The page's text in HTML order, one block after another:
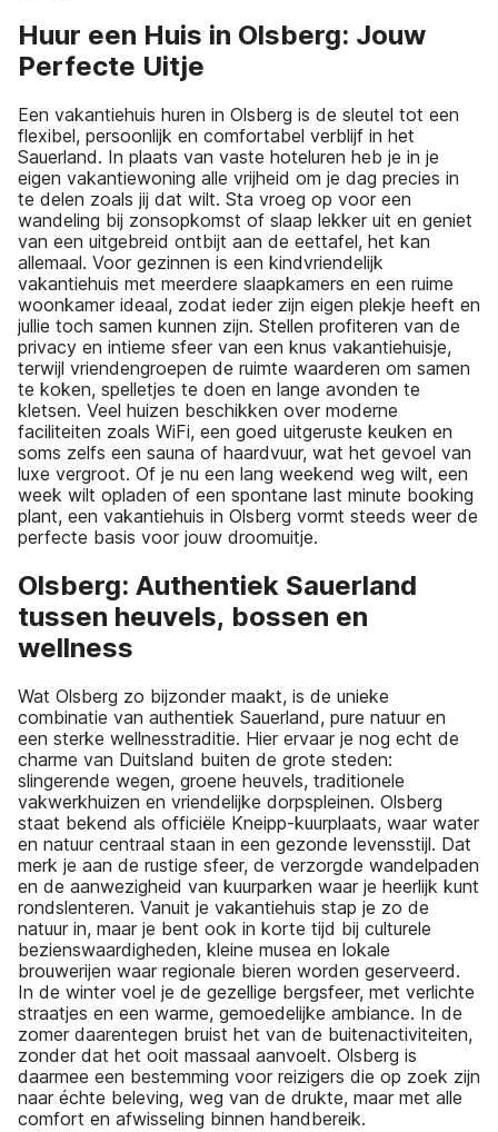
Huur een Huis in Olsberg: Jouw
Perfecte Uitje
Een vakantiehuis huren in Olsberg is de sleutel tot een
flexibel, persoonlijk en comfortabel verblijf in het
Sauerland. In plaats van vaste hoteluren heb je in je
eigen vakantiewoning alle vrijheid om je dag precies in
te delen zoals jij dat wilt. Sta vroeg op voor een
wandeling bij zonsopkomst of slaap lekker uit en geniet
van een uitgebreid ontbijt aan de eettafel, het kan
allemaal. Voor gezinnen is een kindvriendelijk
vakantiehuis met meerdere slaapkamers en een ruime
woonkamer ideaal, zodat ieder zijn eigen plekje heeft en
jullie toch samen kunnen zijn. Stellen profiteren van de
privacy en intieme sfeer van een knus vakantiehuisje,
terwijl vriendengroepen de ruimte waarderen om samen
te koken, spelletjes te doen en lange avonden te
kletsen. Veel huizen beschikken over moderne
faciliteiten zoals WiFi, een goed uitgeruste keuken en
soms zelfs een sauna of haardvuur, wat het gevoel van
luxe vergroot. Of je nu een lang weekend weg wilt, een
week wilt opladen of een spontane last minute booking
plant, een vakantiehuis in Olsberg vormt steeds weer de
perfecte basis voor jouw droomuitje.
Olsberg: Authentiek Sauerland
tussen heuvels, bossen en
wellness
Wat Olsberg zo bijzonder maakt, is de unieke
combinatie van authentiek Sauerland, pure natuur en
een sterke wellnesstraditie. Hier ervaar je nog echt de
charme van Duitsland buiten de grote steden:
slingerende wegen, groene heuvels, traditionele
vakwerkhuizen en vriendelijke dorpspleinen. Olsberg
staat bekend als officiële Kneipp-kuurplaats, waar water
en natuur centraal staan in een gezonde levensstijl. Dat
merk je aan de rustige sfeer, de verzorgde wandelpaden
en de aanwezigheid van kuurparken waar je heerlijk kunt
rondslenteren. Vanuit je vakantiehuis stap je zo de
natuur in, maar je bent ook in korte tijd bij culturele
bezienswaardigheden, kleine musea en lokale
brouwerijen waar regionale bieren worden geserveerd.
In de winter voel je de gezellige bergsfeer, met verlichte
straatjes en een warme, gemoedelijke ambiance. In de
zomer daarentegen bruist het van de buitenactiviteiten,
zonder dat het ooit massaal aanvoelt. Olsberg is
daarmee een bestemming voor reizigers die op zoek zijn
naar échte beleving, weg van de drukte, maar met alle
comfort en afwisseling binnen handbereik.